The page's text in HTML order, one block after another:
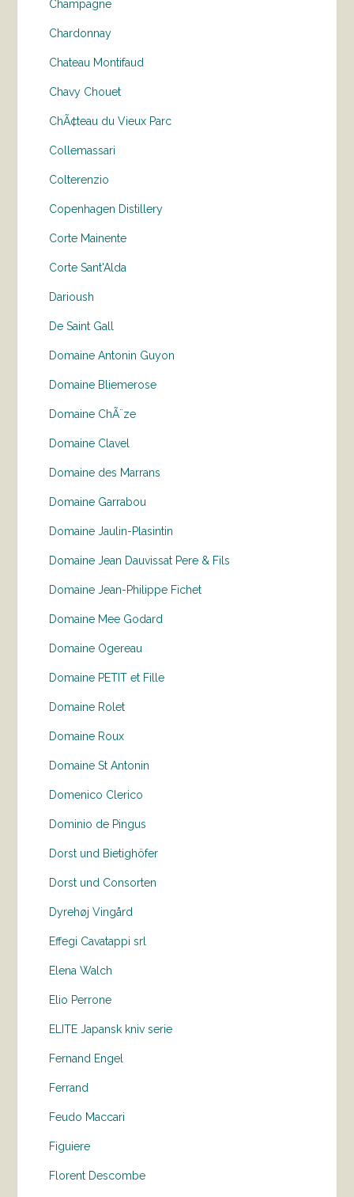
Champagne
Chardonnay
Chateau Montifaud
Chavy Chouet
ChÃ¢teau du Vieux Parc
Collemassari
Colterenzio
Copenhagen Distillery
Corte Mainente
Corte Sant'Alda
Darioush
De Saint Gall
Domaine Antonin Guyon
Domaine Bliemerose
Domaine ChÃ¨ze
Domaine Clavel
Domaine des Marrans
Domaine Garrabou
Domaine Jaulin-Plasintin
Domaine Jean Dauvissat Pere & Fils
Domaine Jean-Philippe Fichet
Domaine Mee Godard
Domaine Ogereau
Domaine PETIT et Fille
Domaine Rolet
Domaine Roux
Domaine St Antonin
Domenico Clerico
Dominio de Pingus
Dorst und Bietighöfer
Dorst und Consorten
Dyrehøj Vingård
Effegi Cavatappi srl
Elena Walch
Elio Perrone
ELITE Japansk kniv serie
Fernand Engel
Ferrand
Feudo Maccari
Figuiere
Florent Descombe